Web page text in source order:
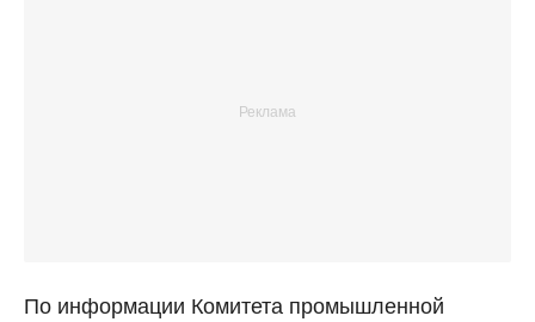
По информации Комитета промышленной